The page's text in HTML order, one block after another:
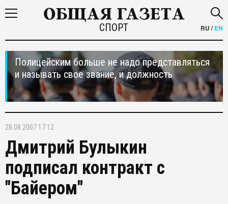
СПОРТ RU /EN
Полицейским больше не надо представляться
и называть свое звание, и должность
28.08.2007 17:12
Дмитрий Булыкин
подписал контракт с
"Байером"